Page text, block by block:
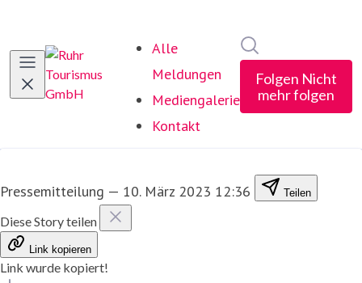
Alle
Meldungen
Mediengalerie
Kontakt
Folgen Nicht
mehr folgen
Pressemitteilung — 10. März 2023 12:36 Teilen
Diese Story teilen
Link kopieren
Link wurde kopiert!